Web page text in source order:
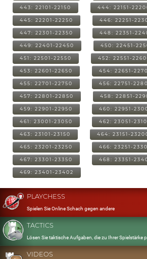
443: 22101-22150 444: 22151-
445: 22201-22250 446: 22251-
447: 22301-22350 448: 22351-
449: 22401-22450 450: 22451-
451: 22501-22550 452: 22551-
453: 22601-22650 454: 22651-
455: 22701-22750 456: 22751-
457: 22801-22850 458: 22851-
459: 22901-22950 460: 22951-
461: 23001-23050 462: 23051-
463: 23101-23150 464: 23151-
465: 23201-23250 466: 23251-
467: 23301-23350 468: 23351-
469: 23401-23402
PLAYCHESS
Spielen Sie Online Schach gegen andere
TACTICS
Lösen Sie taktische Aufgaben, die zu Ihrer Spielstärke
VIDEOS